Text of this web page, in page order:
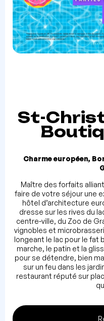
St-
Charme européen,
Maître des forfaits
faire de votre séjour une
hôtel d’architecture
dresse sur les rives du
centre-ville, du Zoo de
vignobles et
longeant le lac pour le fat
marche, le patin et la
pour se détendre, bien
sur un feu dans les
restaurant réputé sur